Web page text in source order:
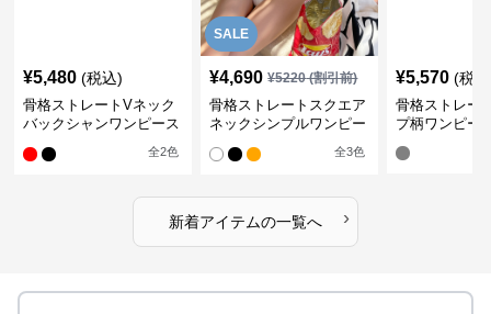
¥5,480 (税込)
骨格ストレートVネック
バックシャンワンピース
全2色
SALE
¥4,690 ¥5220(割引前)
骨格ストレートスクエア
ネックシンプルワンピー
全3色
¥5,570 (税
骨格ストレー
プ柄ワンピー
新着アイテムの一覧へ ›